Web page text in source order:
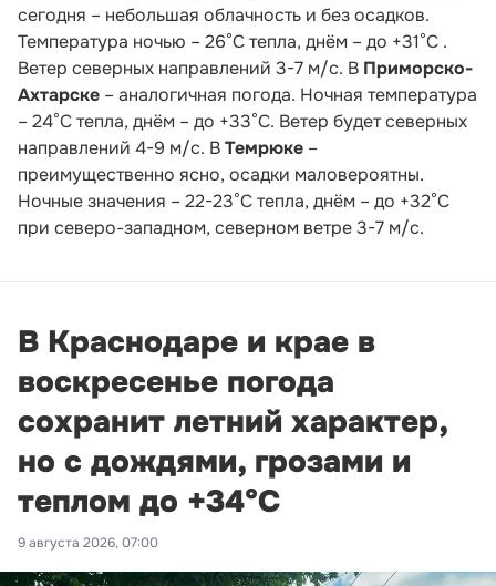
сегодня – небольшая облачность и без осадков.
Температура ночью – 26°С тепла, днём – до +31°С .
Ветер северных направлений 3-7 м/с. В Приморско-
Ахтарске – аналогичная погода. Ночная температура
– 24°С тепла, днём – до +33°С. Ветер будет северных
направлений 4-9 м/с. ВТемрюке –
преимущественно ясно, осадки маловероятны.
Ночные значения – 22-23°С тепла, днём – до +32°С
при северо-западном, северном ветре 3-7 м/с.
В Краснодаре и крае в
воскресенье погода
сохранит летний характер,
но с дождями, грозами и
теплом до +34°С
9 августа 2026, 07:00